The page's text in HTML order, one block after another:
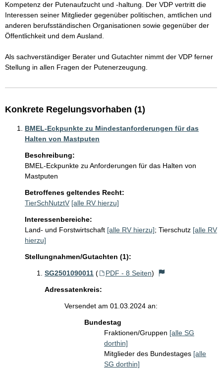
Kompetenz der Putenaufzucht und -haltung. Der VDP vertritt die
Interessen seiner Mitglieder gegenüber politischen, amtlichen und
anderen berufsständischen Organisationen sowie gegenüber der
Öffentlichkeit und dem Ausland.
Als sachverständiger Berater und Gutachter nimmt der VDP ferner
Stellung in allen Fragen der Putenerzeugung.
Konkrete Regelungsvorhaben (1)
BMEL-Eckpunkte zu Mindestanforderungen für das
Halten von Mastputen
Beschreibung:
BMEL-Eckpunkte zu Anforderungen für das Halten von
Mastputen
Betroffenes geltendes Recht:
TierSchNutztV [alle RV hierzu]
Interessenbereiche:
Land- und Forstwirtschaft [alle RV hierzu]; Tierschutz [alle RV
hierzu]
Stellungnahmen/Gutachten (1):
SG2501090011 ( PDF - 8 Seiten)
Adressatenkreis:
Versendet am 01.03.2024 an:
Bundestag
Fraktionen/Gruppen [alle SG
dorthin]
Mitglieder des Bundestages [alle
SG dorthin]